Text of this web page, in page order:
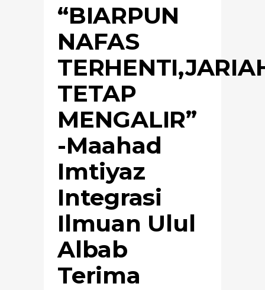
“BIARPUN
NAFAS
TETAP
MENGALIR”
-Maahad
Imtiyaz
Integrasi
Ilmuan Ulul
Albab
Terima